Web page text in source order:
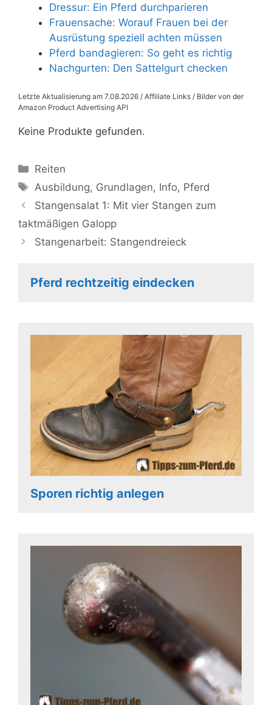
Dressur: Ein Pferd durchparieren
Frauensache: Worauf Frauen bei der
Ausrüstung speziell achten müssen
Pferd bandagieren: So geht es richtig
Nachgurten: Den Sattelgurt checken
Letzte Aktualisierung am 7.08.2026 / Affiliate Links / Bilder von der
Amazon Product Advertising API
Keine Produkte gefunden.
Kategorien
Reiten
Schlagwörter
Ausbildung, Grundlagen, Info, Pferd
Stangensalat 1: Mit vier Stangen zum
taktmäßigen Galopp
Stangenarbeit: Stangendreieck
Pferd rechtzeitig eindecken
Sporen richtig anlegen